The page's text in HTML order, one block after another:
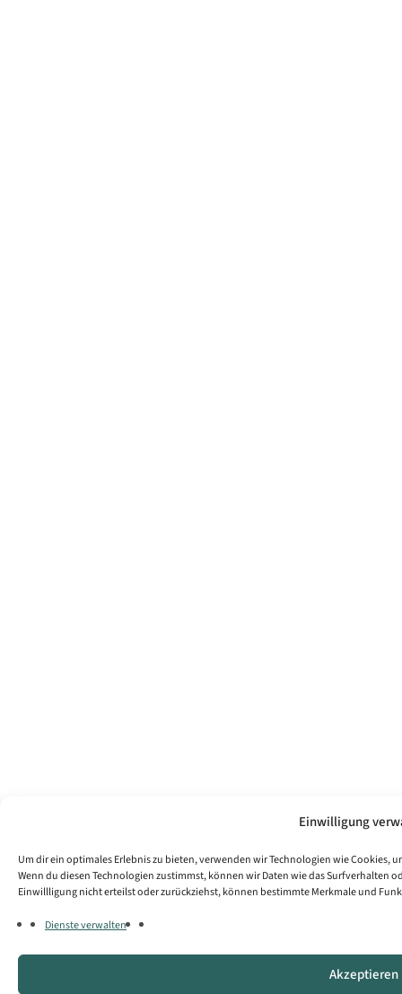
Einwilligung
Um dir ein optimales Erlebnis zu bieten, verwenden wir Technologien wie
Wenn du diesen Technologien zustimmst, können wir Daten wie das Surfverhalten
Einwillligung nicht erteilst oder zurückziehst, können bestimmte Merkmale und
Dienste verwalten
Akzeptieren